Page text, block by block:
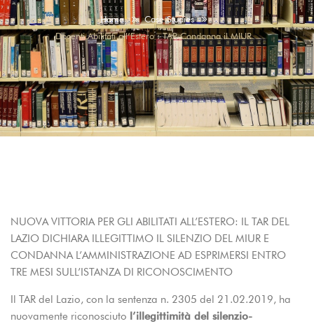
Home
Case Studies
Docenti Abilitati all’Estero : TAR Condanna il MIUR
NUOVA VITTORIA PER GLI ABILITATI ALL’ESTERO: IL TAR DEL
LAZIO DICHIARA ILLEGITTIMO IL SILENZIO DEL MIUR E
CONDANNA L’AMMINISTRAZIONE AD ESPRIMERSI ENTRO
TRE MESI SULL’ISTANZA DI RICONOSCIMENTO
Il TAR del Lazio, con la sentenza n. 2305 del 21.02.2019, ha
nuovamente riconosciuto l’illegittimità del silenzio-